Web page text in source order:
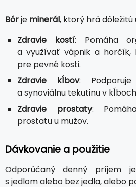
Bórje minerál, ktorý hrá dôležitú
Zdravie kostí: Pomáha
a využívať vápnik a horčík,
pre pevné kosti.
Zdravie kĺbov:
a synoviálnu tekutinu v
Zdravie prostaty:
prostatu u mužov.
Dávkovanie a použitie
Odporúčaný denný príjem
s jedlom alebo bez jedla, alebo